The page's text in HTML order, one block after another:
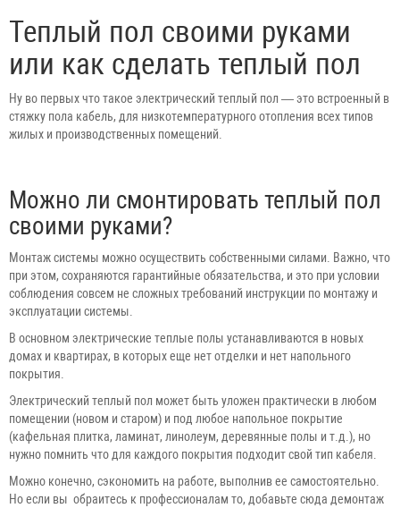
Теплый пол своими руками
или как сделать теплый пол
Ну во первых что такое электрический теплый пол — это встроенный в
стяжку пола кабель, для низкотемпературного отопления всех типов
жилых и производственных помещений.
Можно ли смонтировать теплый пол
своими руками?
Монтаж системы можно осуществить собственными силами. Важно, что
при этом, сохраняются гарантийные обязательства, и это при условии
соблюдения совсем не сложных требований инструкции по монтажу и
эксплуатации системы.
В основном электрические теплые полы устанавливаются в новых
домах и квартирах, в которых еще нет отделки и нет напольного
покрытия.
Электрический теплый пол может быть уложен практически в любом
помещении (новом и старом) и под любое напольное покрытие
(кафельная плитка, ламинат, линолеум, деревянные полы и т.д.), но
нужно помнить что для каждого покрытия подходит свой тип кабеля.
Можно конечно, сэкономить на работе, выполнив ее самостоятельно.
Но если вы обраитесь к профессионалам то, добавьте сюда демонтаж